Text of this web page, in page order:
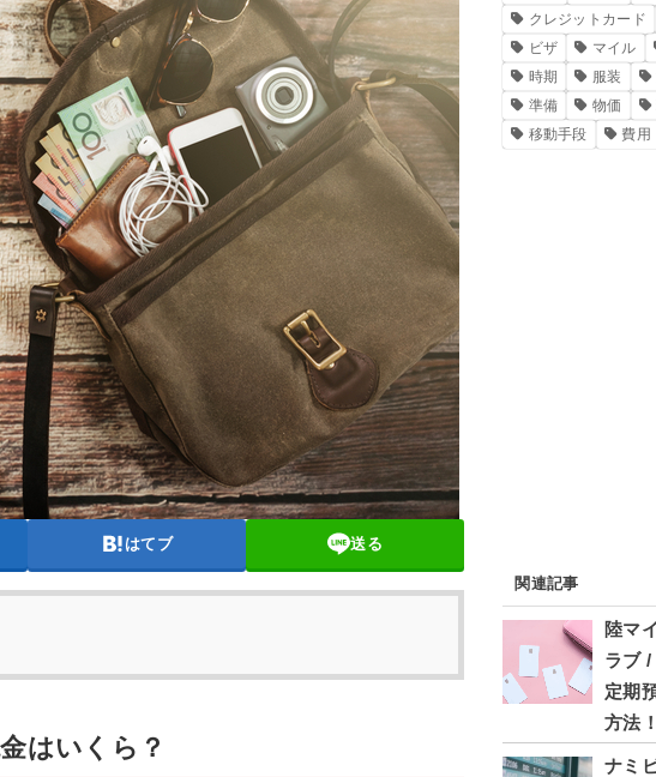
はてブ 送る
はいくら？
クレジットカード
ビザ
マイル
時期
服装
準備
物価
移動手段
費用
関連記事
陸マ
ラブ
定期
方法！
ナミ